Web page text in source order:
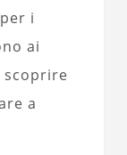
i
ai
scoprire
a